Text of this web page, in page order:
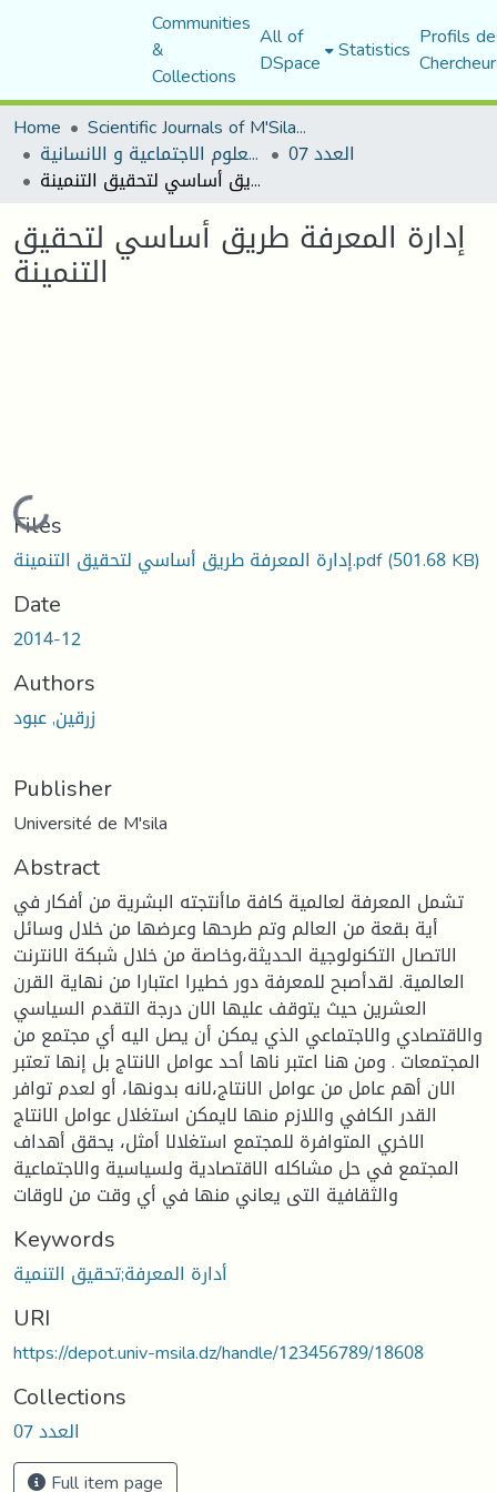
Communities
&
Collections
All of
DSpace Statistics Profils
Home
Scientific Journals of M'Sila University
مجلة العلوم الاجتماعية و الانسانية العدد 07
إدارة المعرفة طريق أساسي لتحقيق التنمينة
إدارة المعرفة طريق أساسي لتحقيق
التنمينة
Loading...
Files
إدارة المعرفة طريق أساسي لتحقيق التنمينة.pdf(501.68 KB)
Date
2014-12
Authors
زرقين, عبود
Publisher
Université de M'sila
Abstract
تشمل المعرفة لعالمية كافة ماأنتجته البشرية من أفكار في
أية بقعة من العالم وتم طرحها وعرضها من خلال وسائل
الاتصال التكنولوجية الحديثة،وخاصة من خلال شبكة الانترنت
العالمية. لقدأصبح للمعرفة دور خطيرا اعتبارا من نهاية القرن
العشرين حيث يتوقف عليها الان درجة التقدم السياسي
والاقتصادي والاجتماعي الذي يمكن أن يصل اليه أي مجتمع من
المجتمعات . ومن هنا اعتبر ناها أحد عوامل الانتاج بل إنها تعتبر
الان أهم عامل من عوامل الانتاج،لانه بدونها، أو لعدم توافر
القدر الكافي واللازم منها لايمكن استغلال عوامل الانتاج
الاخري المتوافرة للمجتمع استغلالا أمثل، يحقق أهداف
المجتمع في حل مشاكله الاقتصادية ولسياسية والاجتماعية
والثقافية التى يعاني منها في أي وقت من لاوقات
Keywords
أدارة المعرفة;تحقيق التنمية
URI
https://depot.univ-msila.dz/handle/123456789/18608
Collections
العدد 07
Full item page